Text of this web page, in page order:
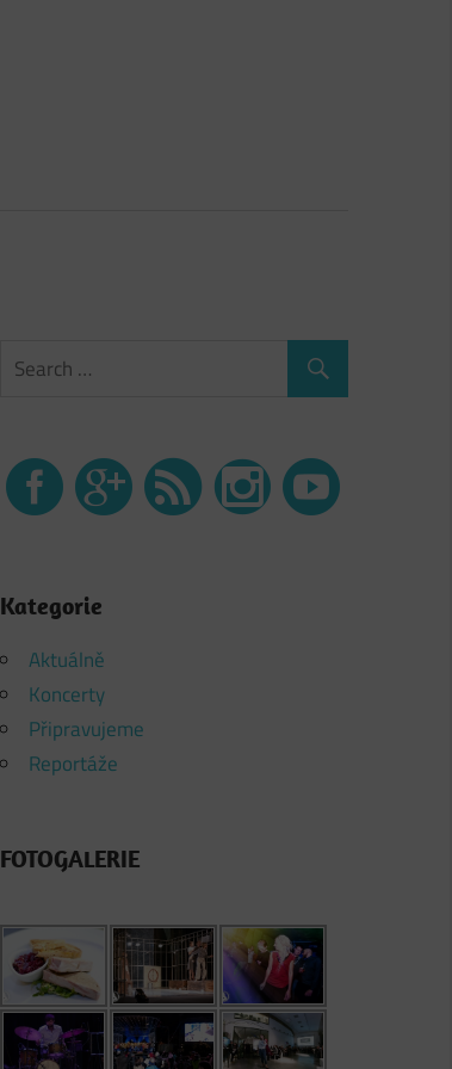
Kategorie
Aktuálně
Koncerty
Připravujeme
Reportáže
FOTOGALERIE